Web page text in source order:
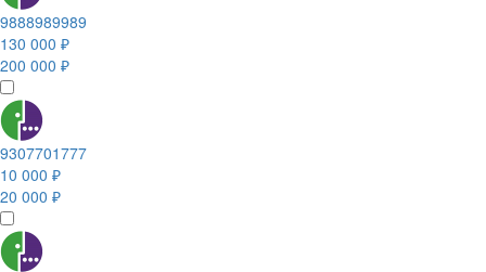
9888989989
130 000 ₽
200 000 ₽
9307701777
10 000 ₽
20 000 ₽